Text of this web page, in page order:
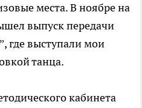
места. В ноябре на
выпуск передачи
где выступали мои
танца.
кабинета